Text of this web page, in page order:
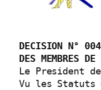
DECISION N°
DES MEMBRES
Le President
Vu les Statuts